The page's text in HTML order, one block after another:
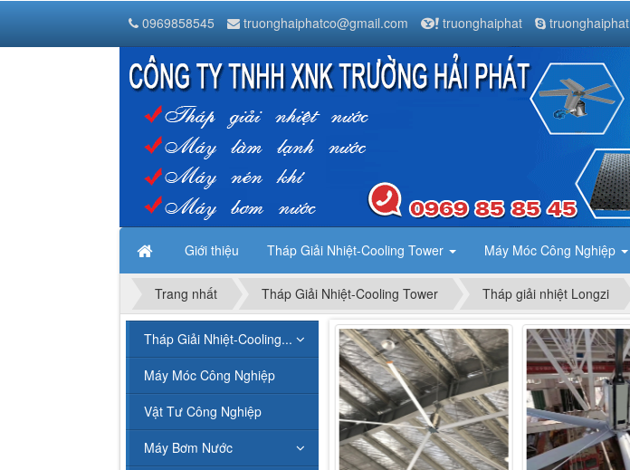
Hà Nội
Giới thiệu Tháp Giải Nhiệt-Cooling Tower Máy Móc Công Nghiệp
0969858545 truonghaiphatco@gmail.com truonghaiphat truonghaiphat
Trang nhất Tháp Giải Nhiệt-Cooling Tower Tháp giải nhiệt Longzi
Tháp Giải Nhiệt-Cooling...
Máy Móc Công Nghiệp
Vật Tư Công Nghiệp
Máy Bơm Nước